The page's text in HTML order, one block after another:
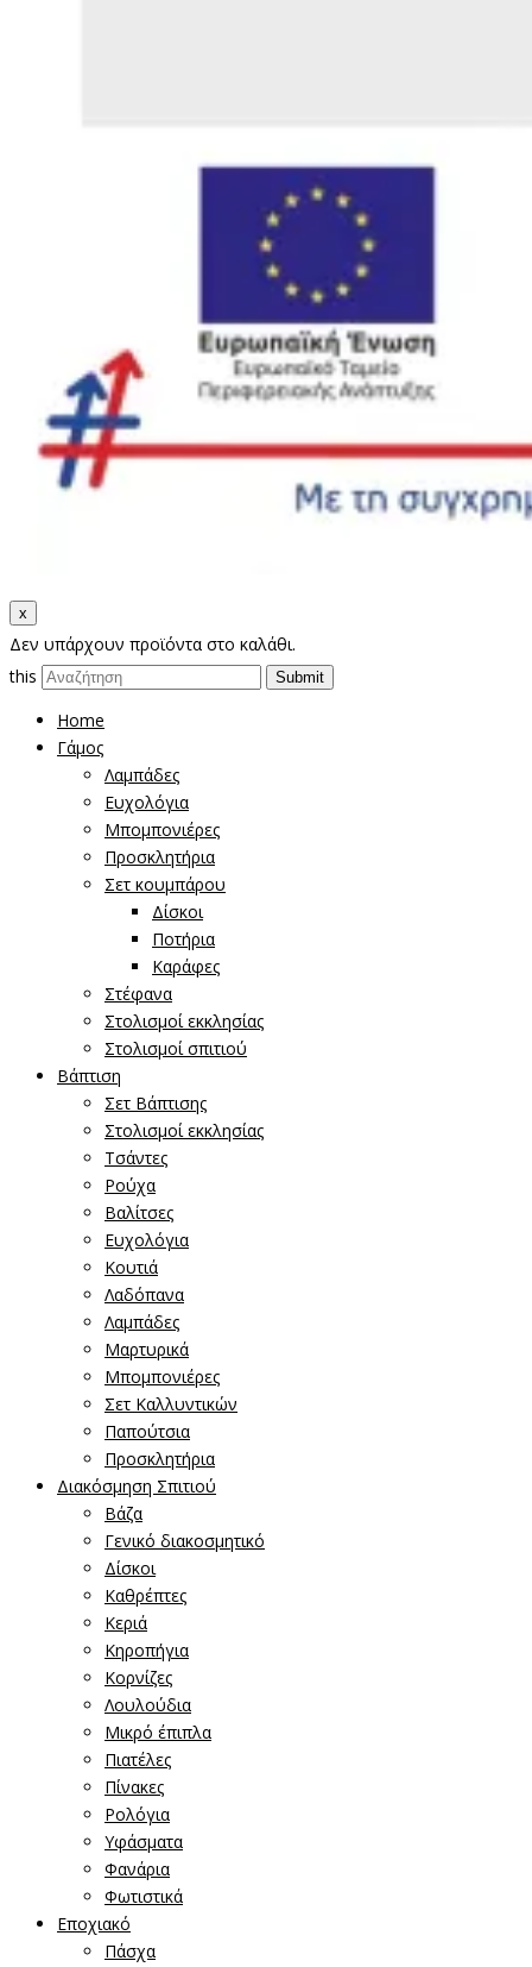
x
Δεν υπάρχουν προϊόντα στο καλάθι.
this
Home
Γάμος
Λαμπάδες
Ευχολόγια
Μπομπονιέρες
Προσκλητήρια
Σετ κουμπάρου
Δίσκοι
Ποτήρια
Καράφες
Στέφανα
Στολισμοί εκκλησίας
Στολισμοί σπιτιού
Βάπτιση
Σετ Βάπτισης
Στολισμοί εκκλησίας
Τσάντες
Ρούχα
Βαλίτσες
Ευχολόγια
Κουτιά
Λαδόπανα
Λαμπάδες
Μαρτυρικά
Μπομπονιέρες
Σετ Καλλυντικών
Παπούτσια
Προσκλητήρια
Διακόσμηση Σπιτιού
Βάζα
Γενικό διακοσμητικό
Δίσκοι
Καθρέπτες
Κεριά
Κηροπήγια
Κορνίζες
Λουλούδια
Μικρό έπιπλα
Πιατέλες
Πίνακες
Ρολόγια
Υφάσματα
Φανάρια
Φωτιστικά
Εποχιακό
Πάσχα